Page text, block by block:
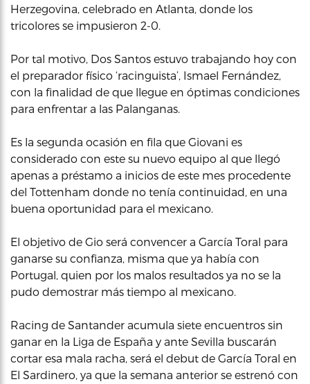
Herzegovina, celebrado en Atlanta, donde los
tricolores se impusieron 2-0.
Por tal motivo, Dos Santos estuvo trabajando hoy con
el preparador físico ‘racinguista’, Ismael Fernández,
con la finalidad de que llegue en óptimas condiciones
para enfrentar a las Palanganas.
Es la segunda ocasión en fila que Giovani es
considerado con este su nuevo equipo al que llegó
apenas a préstamo a inicios de este mes procedente
del Tottenham donde no tenía continuidad, en una
buena oportunidad para el mexicano.
El objetivo de Gio será convencer a García Toral para
ganarse su confianza, misma que ya había con
Portugal, quien por los malos resultados ya no se la
pudo demostrar más tiempo al mexicano.
Racing de Santander acumula siete encuentros sin
ganar en la Liga de España y ante Sevilla buscarán
cortar esa mala racha, será el debut de García Toral en
El Sardinero, ya que la semana anterior se estrenó con